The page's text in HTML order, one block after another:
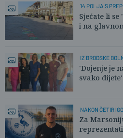
14 POLJA S
Sjećate li
i na
IZ BRODSKE
'Dojenje je
svako dijete'
NAKON ČETIRI
Za